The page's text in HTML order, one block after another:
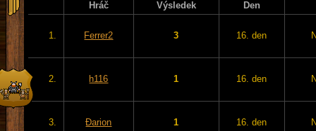
Hráč Výsledek Den
1. Ferrer2 3 16. den
2. h116 1 16. den
3. Đarion 1 16. den